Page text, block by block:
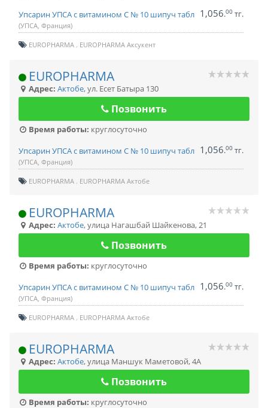
Упсарин УПСА с витамином С № 10 шипуч табл
(УПСА, Франция)
1,056.00 тг.
EUROPHARMA EUROPHARMA Аксукент
EUROPHARMA
Адрес: Актобе,ул. Есет Батыра 130
Позвонить
Время работы: круглосуточно
Упсарин УПСА с витамином С № 10 шипуч табл
(УПСА, Франция)
1,056.00 тг.
EUROPHARMA EUROPHARMA Актобе
EUROPHARMA
Адрес: Актобе,улица Нагашбай Шайкенова, 21
Позвонить
Время работы: круглосуточно
Упсарин УПСА с витамином С № 10 шипуч табл
(УПСА, Франция)
1,056.00 тг.
EUROPHARMA EUROPHARMA Актобе
EUROPHARMA
Адрес: Актобе,улица Маншук Маметовой, 4А
Позвонить
Время работы: круглосуточно